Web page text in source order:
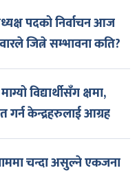
पदको निर्वाचन आज
जित्ने सम्भावना कति?
विद्यार्थीसँग क्षमा,
गर्न केन्द्रहरुलाई आग्रह
चन्दा असुल्ने एकजना